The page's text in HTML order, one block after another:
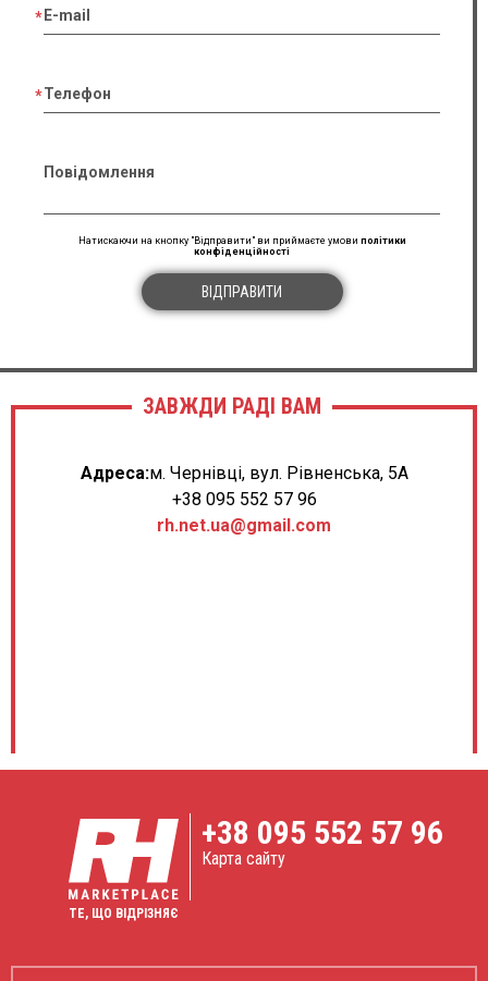
E-mail
Телефон
Повідомлення
Натискаючи на кнопку "Відправити" ви приймаєте умови політики
конфіденційності
ВІДПРАВИТИ
ЗАВЖДИ РАДІ ВАМ
Адреса:м. Чернівці, вул. Рівненська, 5А
+38 095 552 57 96
rh.net.ua@gmail.com
ТЕ, ЩО ВІДРІЗНЯЄ
+38 095 552 57 96
Карта сайту